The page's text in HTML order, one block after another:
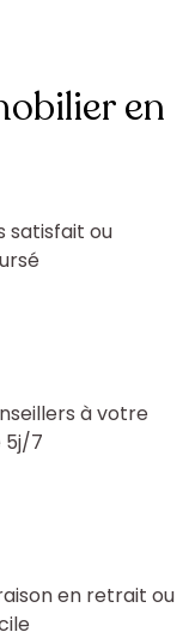
en
satisfait ou
à votre
5j/7
en retrait ou